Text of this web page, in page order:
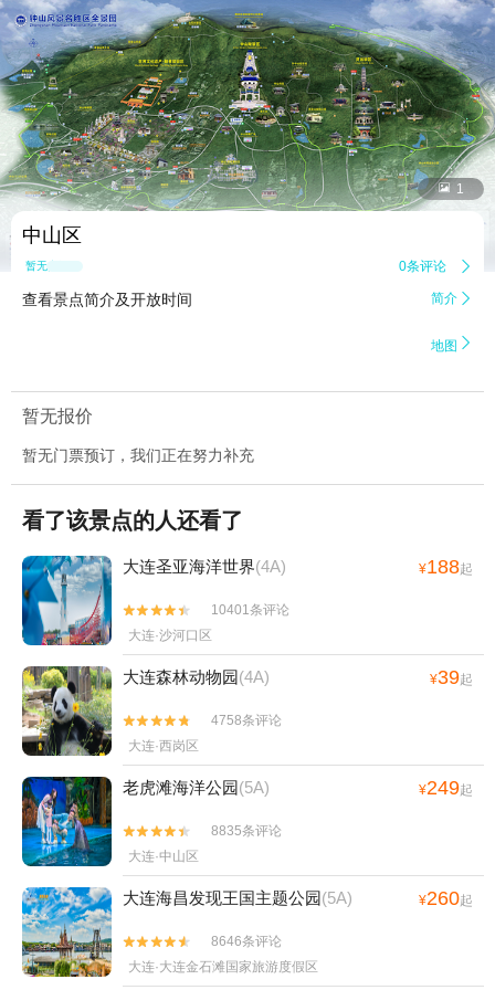
 1
中山区
暂无点评 0条评论 
查看景点简介及开放时间 简介 
地图 
暂无报价
暂无门票预订，我们正在努力补充
看了该景点的人还看了
大连圣亚海洋世界(4A) ¥188起


10401条评论
大连·沙河口区
大连森林动物园(4A) ¥39起


4758条评论
大连·西岗区
老虎滩海洋公园(5A) ¥249起


8835条评论
大连·中山区
大连海昌发现王国主题公园(5A) ¥260起


8646条评论
大连·大连金石滩国家旅游度假区
